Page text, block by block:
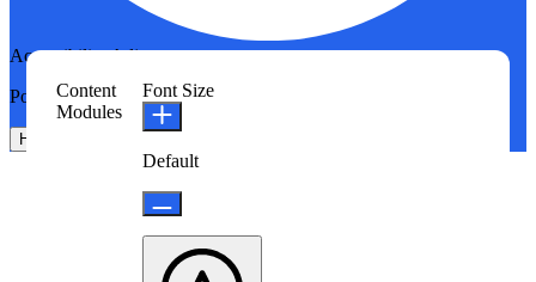
Accessibility Adjustments
Powered byOneTap
Hide Toolbar
Content
Modules
Font Size
Default